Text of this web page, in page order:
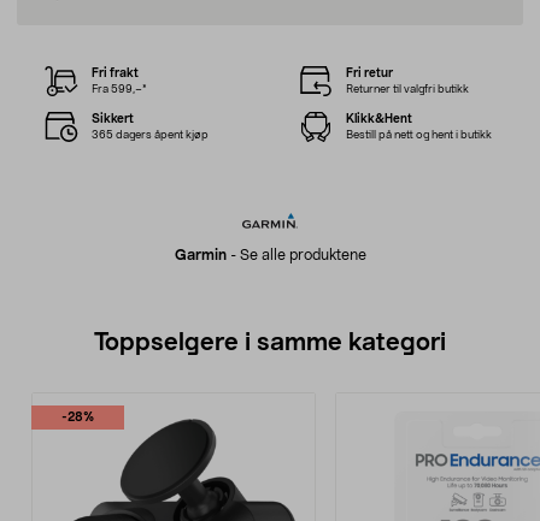
Garmin- Se alle produktene
Fri frakt
Fra 599,–*
Fri retur
Returner til valgfri butikk
Sikkert
365 dagers åpent kjøp
Klikk&Hent
Bestill på nett og hent i butikk
Toppselgere i samme kategori
-28%